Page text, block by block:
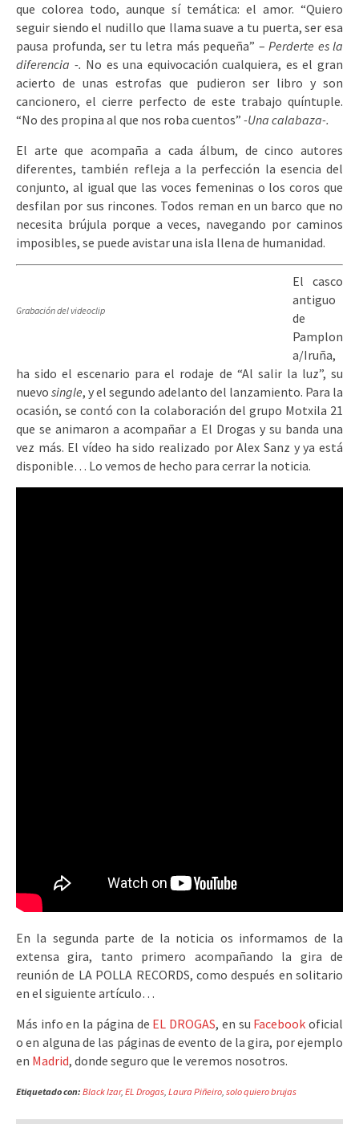
que colorea todo, aunque sí temática: el amor. “Quiero
seguir siendo el nudillo que llama suave a tu puerta, ser esa
pausa profunda, ser tu letra más pequeña” – Perderte es la
diferencia -. No es una equivocación cualquiera, es el gran
acierto de unas estrofas que pudieron ser libro y son
cancionero, el cierre perfecto de este trabajo quíntuple.
“No des propina al que nos roba cuentos” -Una calabaza-.
El arte que acompaña a cada álbum, de cinco autores
diferentes, también refleja a la perfección la esencia del
conjunto, al igual que las voces femeninas o los coros que
desfilan por sus rincones. Todos reman en un barco que no
necesita brújula porque a veces, navegando por caminos
imposibles, se puede avistar una isla llena de humanidad.
Grabación del videoclip
El casco
antiguo
de
Pamplon
a/Iruña,
ha sido el escenario para el rodaje de “Al salir la luz”, su
nuevo single, y el segundo adelanto del lanzamiento. Para la
ocasión, se contó con la colaboración del grupo Motxila 21
que se animaron a acompañar a El Drogas y su banda una
vez más. El vídeo ha sido realizado por Alex Sanz y ya está
disponible… Lo vemos de hecho para cerrar la noticia.
En la segunda parte de la noticia os informamos de la
extensa gira, tanto primero acompañando la gira de
reunión de LA POLLA RECORDS, como después en solitario
en el siguiente artículo…
Más info en la página de EL DROGAS, en su Facebook oficial
o en alguna de las páginas de evento de la gira, por ejemplo
en Madrid, donde seguro que le veremos nosotros.
Etiquetado con: Black Izar, EL Drogas, Laura Piñeiro, solo quiero brujas